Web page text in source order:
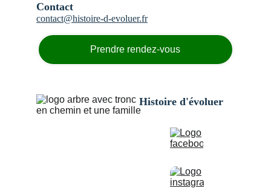
Histoire d'évoluer
Contact
contact@histoire-d-evoluer.fr
Prendre rendez-vous